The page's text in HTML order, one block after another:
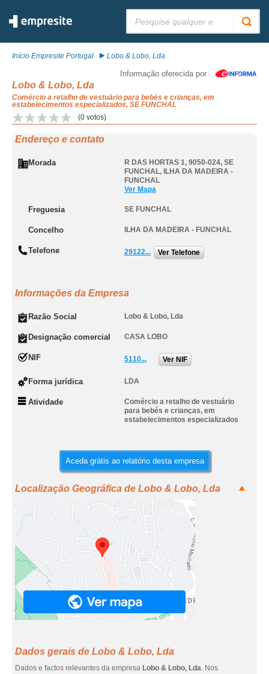
Início Empresite Portugal Lobo & Lobo, Lda
Informação oferecida por
Lobo & Lobo, Lda
Comércio a retalho de vestuário para bebés e crianças, em
estabelecimentos especializados, SE FUNCHAL
(0 votos)
Endereço e contato
Morada R DAS HORTAS 1, 9050-024, SE
FUNCHAL, ILHA DA MADEIRA -
FUNCHAL
Ver Mapa
Freguesia SE FUNCHAL
Concelho ILHA DA MADEIRA - FUNCHAL
Telefone 29122... Ver Telefone
Informações da Empresa
Razão Social Lobo & Lobo, Lda
Designação comercial CASA LOBO
NIF 5110... Ver NIF
Forma jurídica LDA
Atividade
Comércio a retalho de vestuário
para bebés e crianças, em
estabelecimentos especializados
Aceda grátis ao relatório desta empresa
Localização Geográfica de Lobo & Lobo, Lda
Dados gerais de Lobo & Lobo, Lda
Dados e factos relevantes da empresa Lobo & Lobo, Lda. Nos